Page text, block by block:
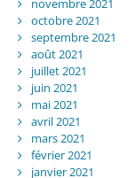
novembre 2021
octobre 2021
septembre 2021
août 2021
juillet 2021
juin 2021
mai 2021
avril 2021
mars 2021
février 2021
janvier 2021